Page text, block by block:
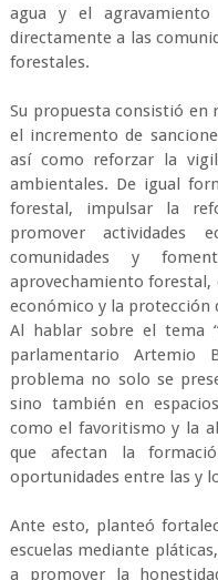
agua y el
directamente a las
forestales.
Su propuesta consistió en
el incremento de
así como reforzar la
ambientales. De igual
forestal, impulsar la
promover actividades
comunidades y
aprovechamiento forestal,
económico y la protección
Al hablar sobre el tema
parlamentario Artemio
problema no solo se
sino también en
como el favoritismo y la
que afectan la
oportunidades entre las y
Ante esto, planteó
escuelas mediante
a promover la